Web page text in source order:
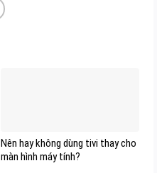
Nên hay không dùng tivi thay cho
màn hình máy tính?